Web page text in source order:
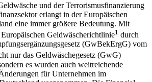
und der Terrorismusfinanzierung
erlangt in der Europäischen
eine immer größere Bedeutung. Mit
Geldwäscherichtlinie1 durch
(GwBekErgG) vom
nur das Geldwäschegesetz (GwG)
es wurden auch weitreichende
für Unternehmen im